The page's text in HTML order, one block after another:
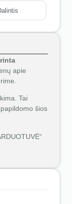
apie
Tai
šios